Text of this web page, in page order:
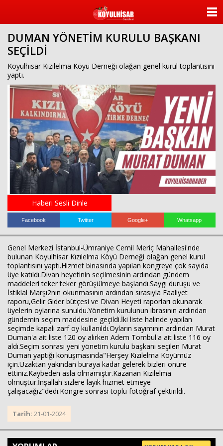
DUMAN YÖNETİM KURULU BAŞKANI
SEÇİLDİ
Koyulhisar Kızılelma Köyü Derneği olağan genel kurul toplantısını
yaptı.
Haberi Sesli Dinle
Facebook Twitter Google+ Whatsapp
Genel Merkezi İstanbul-Ümraniye Cemil Meriç Mahallesi'nde
bulunan Koyulhisar Kızılelma Köyü Derneği olağan genel kurul
toplantısını yaptı.Hizmet binasında yapılan kongreye çok sayıda
üye katıldı.Divan heyetinin seçilmesinin ardından gündem
maddeleri teker teker görüşülmeye başlandı.Saygı duruşu ve
İstiklal Marşı2nın okunmasının ardından sırasıyla Faaliyet
raporu,Gelir Gider bütçesi ve Divan Heyeti raporları okunarak
üyelerin oylarına sunuldu.Yönetim kurulunun ibrasının ardından
gündemin seçim maddesine geçildi.İki liste halinde yapılan
seçimde kapalı zarf oy kullanıldı.Oyların sayımının ardından Murat
Duman'a ait liste 120 oy alırken Adem Tombul'a ait liste 116 oy
aldı.Seçim sonrası yeni yönetim kurulu başkanı seçilen Murat
Duman yaptığı konuşmasında"Herşey Kızılelma Köyümüz
için.Uzaktan yakından buraya kadar gelerek bizleri onure
ettiniz.Kaybeden asla olmamıştır.Kazanan Kızılelma
olmuştur.İnşallah sizlere layık hizmet etmeye
çalışacağız"dedi.Kongre sonrası toplu fotoğraf çektirildi.
Tarih: 21-01-2024
KATEGORİLER
ANKETLER
FOTO GALERİ
VİDEO GALERİ
KÜNYE
İLETİŞİM